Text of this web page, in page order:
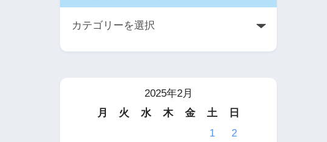
2025年2月
月
火 水 木 金 土
日
1
2